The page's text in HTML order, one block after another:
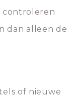
controleren
dan alleen de
of nieuwe